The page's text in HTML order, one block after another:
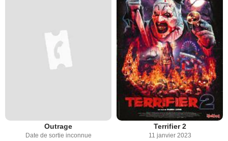
Outrage
Date de sortie inconnue
Terrifier 2
11 janvier 2023